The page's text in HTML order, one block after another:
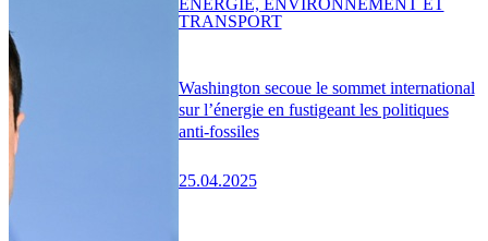
Washington secoue le sommet international
sur l’énergie en fustigeant les politiques
anti-fossiles
25.04.2025
TRANSPORT